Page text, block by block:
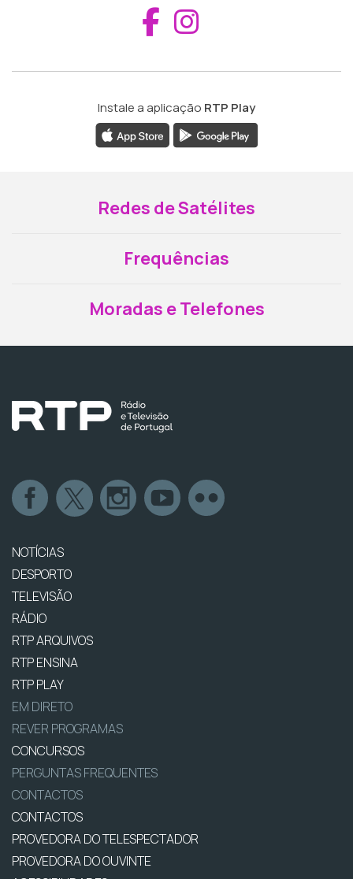
Aceder ao
Instale a aplicação RTP Play
Redes de Satélites
Frequências
Moradas e Telefones
NOTÍCIAS
DESPORTO
TELEVISÃO
RÁDIO
RTP ARQUIVOS
RTP ENSINA
RTP PLAY
EM DIRETO
REVER PROGRAMAS
CONCURSOS
PERGUNTAS FREQUENTES
CONTACTOS
CONTACTOS
PROVEDORA DO TELESPECTADOR
PROVEDORA DO OUVINTE